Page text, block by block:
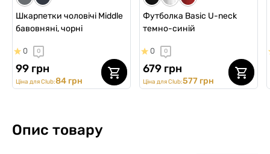
Шкарпетки чоловічі Middle
бавовняні, чорні
0 0
99 грн
Ціна для Club:84 грн
Футболка Basic U-neck
темно-синій
0 0
679 грн
Ціна для Club:577 грн
Опис товару